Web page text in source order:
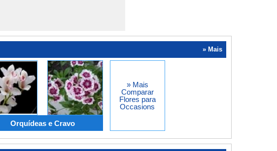
» Mais
Orquídeas e Cravo
» Mais
Comparar
Flores para
Occasions